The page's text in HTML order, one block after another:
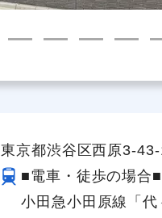
東京都渋谷区西原3-
■電車・徒歩の場合■
小田急小田原線「代